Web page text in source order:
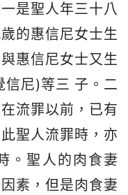
是聖人年三十八
的惠信尼女士生
惠信尼女士又生
信尼)等三 子。二
流罪以前，已有
聖人流罪時，亦
。聖人的肉食妻
素，但是肉食妻